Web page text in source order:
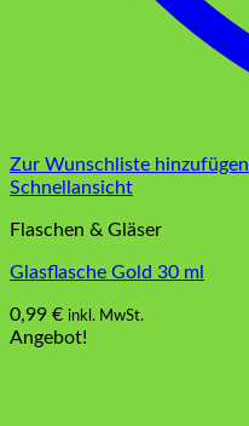
Zur Wunschliste hinzufügen
Schnellansicht
Flaschen & Gläser
Glasflasche Gold 30 ml
0,99 € inkl. MwSt.
Angebot!